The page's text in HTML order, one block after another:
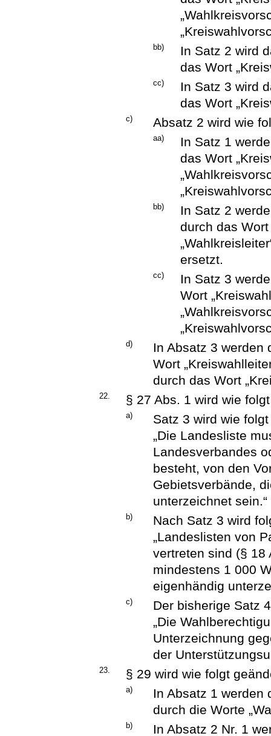
bb)
In Satz 2 wird
das Wort
cc)
In Satz 3 wird
das Wort
c) Absatz 2 wird wie
aa)
In Satz 1
das Wort
bb)
In Satz 2
durch das
ersetzt.
cc)
In Satz 3
Wort
d)
In Absatz 3 werden
Wort
durch das Wort
22. § 27 Abs. 1 wird wie
a)
Satz 3 wird wie
„Die Landesliste
Landesverbandes
besteht, von den
Gebietsverbände,
unterzeichnet sein.“
b)
Nach Satz 3 wird
„Landeslisten von
vertreten sind (§ 18
mindestens 1 000
eigenhändig
c)
Der bisherige Satz
„Die
Unterzeichnung
der
23. § 29 wird wie folgt
a)
In Absatz 1 werden
durch die Worte
b)
In Absatz 2 Nr. 1